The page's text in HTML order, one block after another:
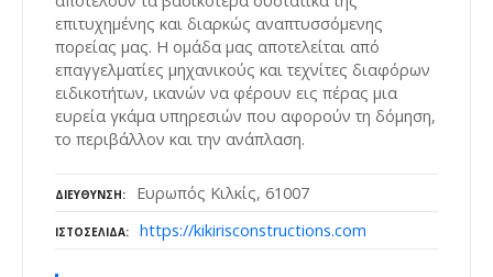
επιτυχημένης και διαρκώς αναπτυσσόμενης
πορείας μας. Η ομάδα μας αποτελείται από
επαγγελματίες μηχανικούς και τεχνίτες διαφόρων
ειδικοτήτων, ικανών να φέρουν εις πέρας μια
ευρεία γκάμα υπηρεσιών που αφορούν τη δόμηση,
το περιβάλλον και την ανάπλαση.
ΔΙΕΎΘΥΝΣΗ Ευρωπός Κιλκίς, 61007
ΙΣΤΟΣΕΛΊΔΑ https://kikirisconstructions.com